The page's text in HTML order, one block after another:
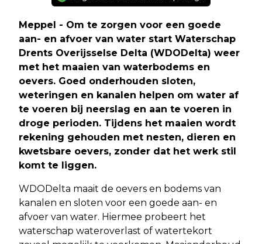
Meppel - Om te zorgen voor een goede
aan- en afvoer van water start Waterschap
Drents Overijsselse Delta (WDODelta) weer
met het maaien van waterbodems en
oevers. Goed onderhouden sloten,
weteringen en kanalen helpen om water af
te voeren bij neerslag en aan te voeren in
droge perioden. Tijdens het maaien wordt
rekening gehouden met nesten, dieren en
kwetsbare oevers, zonder dat het werk stil
komt te liggen.
WDODelta maait de oevers en bodems van
kanalen en sloten voor een goede aan- en
afvoer van water. Hiermee probeert het
waterschap wateroverlast of watertekort